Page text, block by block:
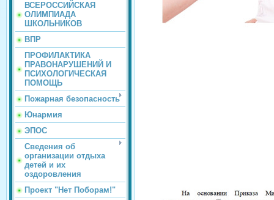
ВСЕРОССИЙСКАЯ
ОЛИМПИАДА
ШКОЛЬНИКОВ
ВПР
ПРОФИЛАКТИКА
ПРАВОНАРУШЕНИЙ И
ПСИХОЛОГИЧЕСКАЯ
ПОМОЩЬ
Пожарная безопасность
Юнармия
ЭПОС
Сведения об
организации отдыха
детей и их
оздоровления
Проект "Нет Поборам!"